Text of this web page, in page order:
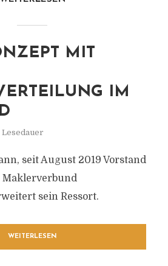
MIT
IM
Lesedauer
seit August 2019 Vorstand
sein Ressort.
WEITERLESEN